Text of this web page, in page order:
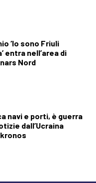
‘Io sono Friuli
entra nell’area di
Nord
navi e porti, è guerra
dall’Ucraina